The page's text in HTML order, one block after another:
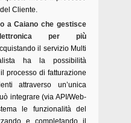
Cliente.
a Caiano che gestisce
per più
il servizio Multi
ha la possibilità
processo di fatturazione
attraverso un’unica
integrare (via API/Web-
le funzionalità del
e completando il